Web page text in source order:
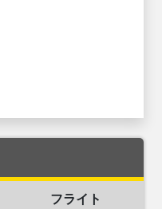
フライト